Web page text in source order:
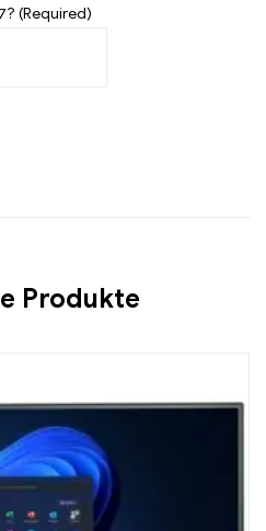
(Required)
Produkte